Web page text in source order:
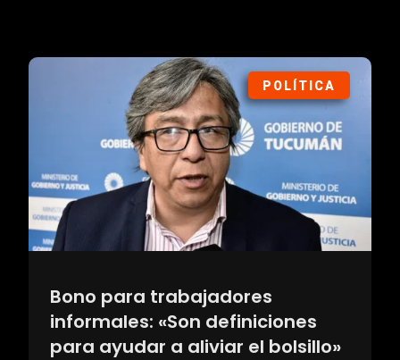
POLÍTICA
Bono para trabajadores
informales: «Son definiciones
para ayudar a aliviar el bolsillo»